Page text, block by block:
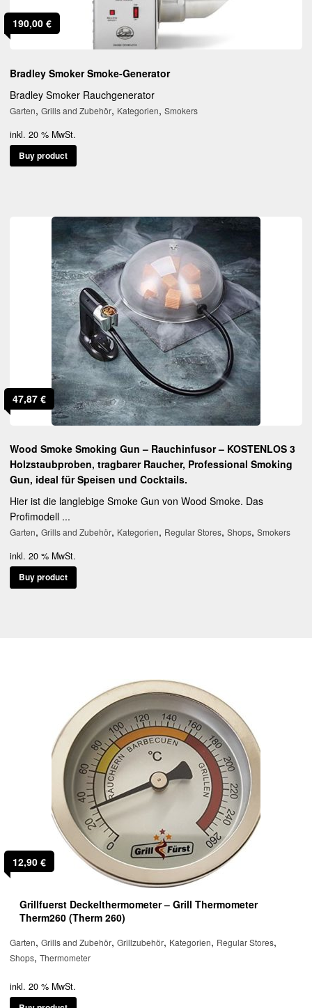
190,00 €
Bradley Smoker Smoke-Generator
Bradley Smoker Rauchgenerator
Garten, Grills and Zubehör, Kategorien, Smokers
inkl. 20 % MwSt.
Buy product
47,87 €
Wood Smoke Smoking Gun – Rauchinfusor – KOSTENLOS 3
Holzstaubproben, tragbarer Raucher, Professional Smoking
Gun, ideal für Speisen und Cocktails.
Hier ist die langlebige Smoke Gun von Wood Smoke. Das
Profimodell ...
Garten, Grills and Zubehör, Kategorien, Regular Stores, Shops, Smokers
inkl. 20 % MwSt.
Buy product
12,90 €
Grillfuerst Deckelthermometer – Grill Thermometer
Therm260 (Therm 260)
Garten, Grills and Zubehör, Grillzubehör, Kategorien, Regular Stores,
Shops, Thermometer
inkl. 20 % MwSt.